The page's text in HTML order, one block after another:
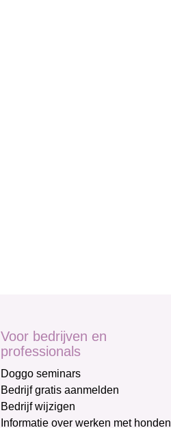
Voor bedrijven en
professionals
Doggo seminars
Bedrijf gratis aanmelden
Bedrijf wijzigen
Informatie over werken met honden